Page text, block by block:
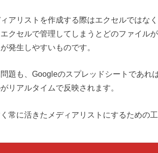
アリストを作成する際はエクセルではな
クセルで管理してしまうとどのファイル
発生しやすいものです。
題も、Googleのスプレッドシートであれ
リアルタイムで反映されます。
常に活きたメディアリストにするための